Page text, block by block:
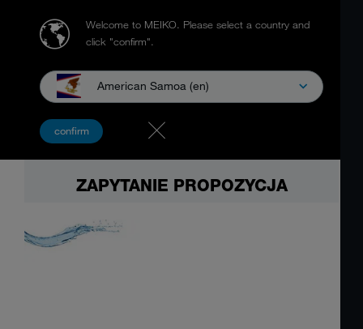
Welcome to MEIKO. Please select a country and
click "confirm".
American Samoa (en)
confirm
ZAPYTANIE PROPOZYCJA